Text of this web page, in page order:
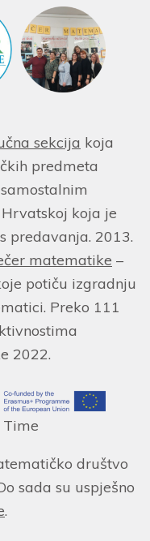
sekcija koja
predmeta
koja je
predavanja. 2013.
matematike –
potiču izgradnju
Preko 111
2022.
društvo
sada su uspješno
.